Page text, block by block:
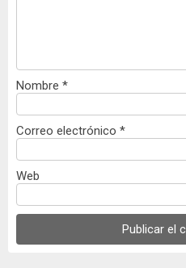
Nombre *
Correo electrónico *
Web